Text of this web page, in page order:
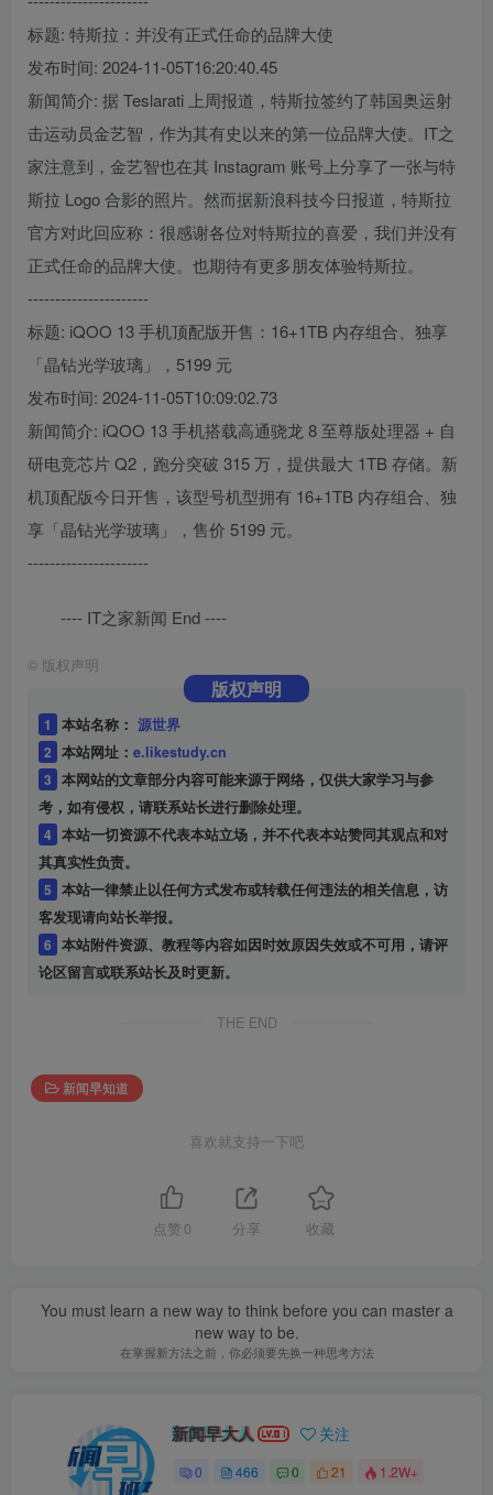
标题: 特斯拉：并没有正式任命的品牌大使
发布时间: 2024-11-05T16:20:40.45
新闻简介: 据 Teslarati 上周报道，特斯拉签约了韩国奥运射
击运动员金艺智，作为其有史以来的第一位品牌大使。IT之
家注意到，金艺智也在其 Instagram 账号上分享了一张与特
斯拉 Logo 合影的照片。然而据新浪科技今日报道，特斯拉
官方对此回应称：很感谢各位对特斯拉的喜爱，我们并没有
正式任命的品牌大使。也期待有更多朋友体验特斯拉。
----------------------
标题: iQOO 13 手机顶配版开售：16+1TB 内存组合、独享
「晶钻光学玻璃」，5199 元
发布时间: 2024-11-05T10:09:02.73
新闻简介: iQOO 13 手机搭载高通骁龙 8 至尊版处理器 + 自
研电竞芯片 Q2，跑分突破 315 万，提供最大 1TB 存储。新
机顶配版今日开售，该型号机型拥有 16+1TB 内存组合、独
享「晶钻光学玻璃」，售价 5199 元。
----------------------
---- IT之家新闻 End ----
© 版权声明
版权声明
1 本站名称： 源世界
2 本站网址： e.likestudy.cn
3 本网站的文章部分内容可能来源于网络，仅供大家学习与参
考，如有侵权，请联系站长进行删除处理。
4 本站一切资源不代表本站立场，并不代表本站赞同其观点和对
其真实性负责。
5 本站一律禁止以任何方式发布或转载任何违法的相关信息，访
客发现请向站长举报。
6 本站附件资源、教程等内容如因时效原因失效或不可用，请评
论区留言或联系站长及时更新。
THE END
新闻早知道
喜欢就支持一下吧
点赞 0 分享 收藏
You must learn a new way to think before you can master a
new way to be.
在掌握新方法之前，你必须要先换一种思考方法
新闻早大人 关注
0 466 0 21 1.2W+